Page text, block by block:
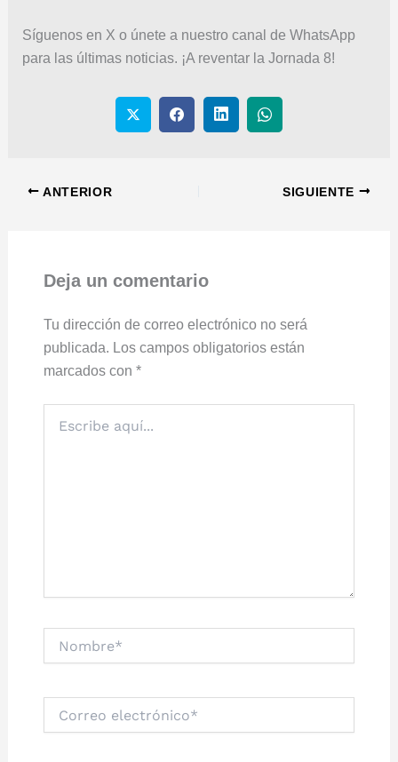
Síguenos en X o únete a nuestro canal de WhatsApp
para las últimas noticias. ¡A reventar la Jornada 8!
ANTERIOR SIGUIENTE
Deja un comentario
Tu dirección de correo electrónico no será
publicada. Los campos obligatorios están
marcados con *
aquí...
electrónico*